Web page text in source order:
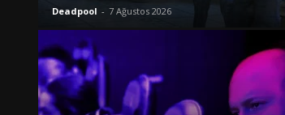
Deadpool - 7 Ağustos 2026